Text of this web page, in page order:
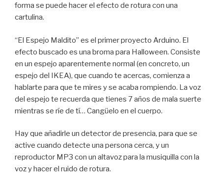
forma se puede hacer el efecto de rotura con una
cartulina.
“El Espejo Maldito” es el primer proyecto Arduino. El
efecto buscado es una broma para Halloween. Consiste
en un espejo aparentemente normal (en concreto, un
espejo del IKEA), que cuando te acercas, comienza a
hablarte para que te mires y se acaba rompiendo. La voz
del espejo te recuerda que tienes 7 años de mala suerte
mientras se ríe de tí… Cangüelo en el cuerpo.
Hay que añadirle un detector de presencia, para que se
active cuando detecte una persona cerca, y un
reproductor MP3 con un altavoz para la musiquilla con la
voz y hacer el ruido de rotura.